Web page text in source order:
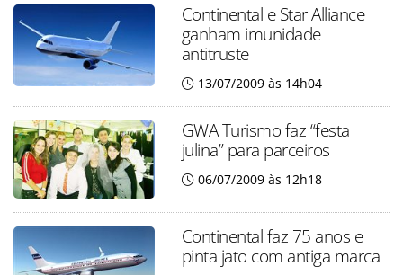
Continental e Star Alliance
ganham imunidade
antitruste
13/07/2009 às 14h04
GWA Turismo faz “festa
julina” para parceiros
06/07/2009 às 12h18
Continental faz 75 anos e
pinta jato com antiga marca